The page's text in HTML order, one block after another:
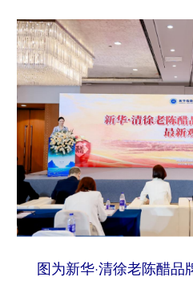
公益 一带一路
文化产业
地方频道
北京 天津
辽宁 吉林
山东 河南
图为新华·清徐老陈醋品